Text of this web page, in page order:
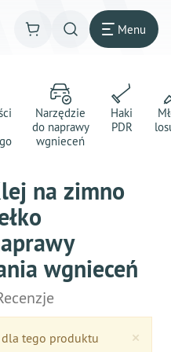
Menu
Narzędzie
do naprawy
wgnieceń
Haki
PDR
na zimno
wgnieceń
×
dla tego produktu